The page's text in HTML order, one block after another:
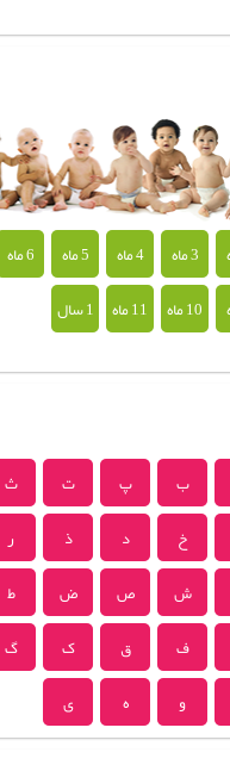
3 ماه 4 ماه 5 ماه 6 ماه
10 ماه 11 ماه 1 سال
ب پ ت ث
خ د ذ ر
ش ص ض ط
ف ق ک گ
و ه ی